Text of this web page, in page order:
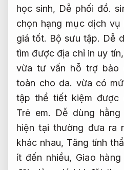
học sinh, Dễ phối đồ.
chọn hạng mục dịch
giá tốt. Bộ sưu tập. Dễ
tìm được địa chỉ in uy tín,
vừa tư vấn hỗ trợ bảo
toàn cho da. vừa có
tập thể tiết kiệm được
Trẻ em.
Dễ dùng hằng
hiện tại thường đưa ra
khác nhau, Tăng tính
ít đến nhiều, Giao hàng